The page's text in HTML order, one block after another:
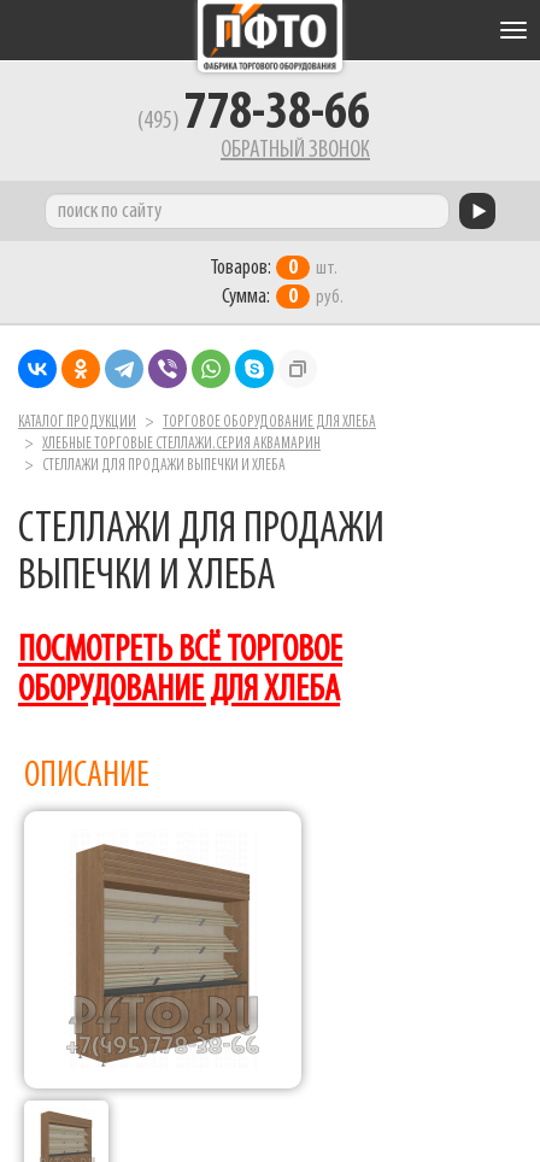
(495) 778-38-66
ОБРАТНЫЙ ЗВОНОК
Товаров: 0 шт.
Сумма: 0 руб.
КАТАЛОГ ПРОДУКЦИИ
ТОРГОВОЕ ОБОРУДОВАНИЕ ДЛЯ ХЛЕБА
ХЛЕБНЫЕ ТОРГОВЫЕ СТЕЛЛАЖИ.СЕРИЯ АКВАМАРИН
СТЕЛЛАЖИ ДЛЯ ПРОДАЖИ ВЫПЕЧКИ И ХЛЕБА
СТЕЛЛАЖИ ДЛЯ ПРОДАЖИ
ВЫПЕЧКИ И ХЛЕБА
ПОСМОТРЕТЬ ВСЁ ТОРГОВОЕ
ОБОРУДОВАНИЕ ДЛЯ ХЛЕБА
ОПИСАНИЕ